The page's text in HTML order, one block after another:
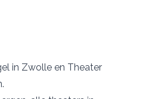
in Zwolle en Theater